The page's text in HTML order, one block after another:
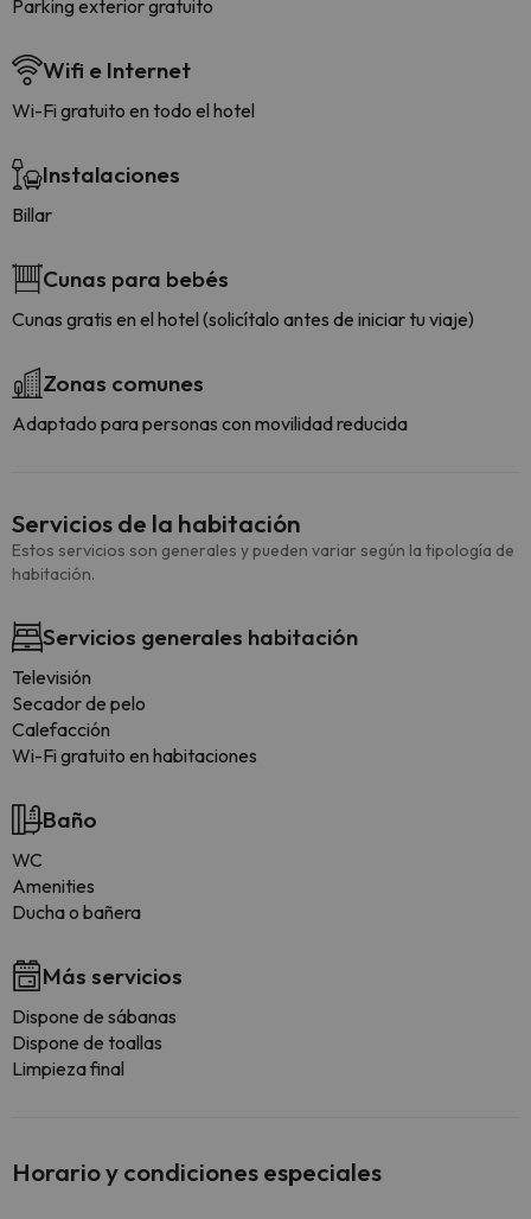
Parking exterior gratuito
Wifi e Internet
Wi-Fi gratuito en todo el hotel
Instalaciones
Billar
Cunas para bebés
Cunas gratis en el hotel (solicítalo antes de iniciar tu viaje)
Zonas comunes
Adaptado para personas con movilidad reducida
Servicios de la habitación
Estos servicios son generales y pueden variar según la tipología de
habitación.
Servicios generales habitación
Televisión
Secador de pelo
Calefacción
Wi-Fi gratuito en habitaciones
Baño
WC
Amenities
Ducha o bañera
Más servicios
Dispone de sábanas
Dispone de toallas
Limpieza final
Horario y condiciones especiales